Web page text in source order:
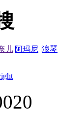
儿|阿玛尼 |浪琴